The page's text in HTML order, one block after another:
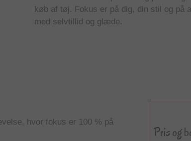
køb af tøj. Fokus er på dig, din stil og på
med selvtillid og glæde.
hvor fokus er 100 % på
Pris og